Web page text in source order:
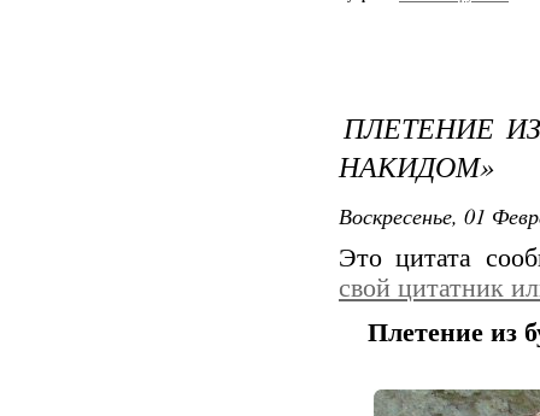
ПЛЕТЕНИЕ
НАКИДОМ»
Воскресенье, 01
Это цитата
свой цитатник
Плетение из